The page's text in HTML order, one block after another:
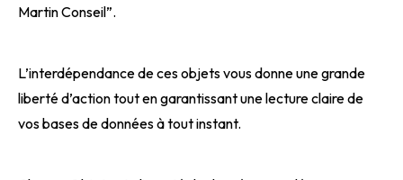
Martin Conseil”.
L’interdépendance de ces objets vous donne une grande
liberté d’action tout en garantissant une lecture claire de
vos bases de données à tout instant.